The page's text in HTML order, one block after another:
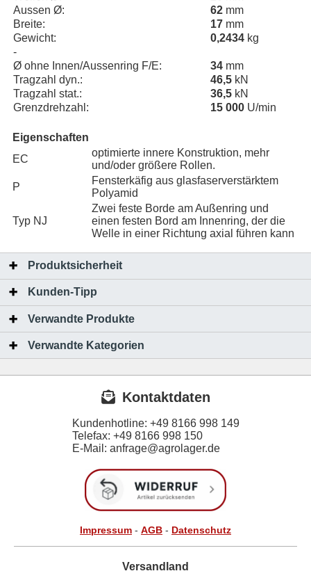
Aussen Ø:
62 mm
Breite:
17 mm
Gewicht:
0,2434 kg
-
Ø ohne Innen/Aussenring F/E:
34 mm
Tragzahl dyn.:
46,5 kN
Tragzahl stat.:
36,5 kN
Grenzdrehzahl:
15 000 U/min
Eigenschaften
EC
optimierte innere Konstruktion, mehr
und/oder größere Rollen.
P
Fensterkäfig aus glasfaserverstärktem
Polyamid
Typ NJ
Zwei feste Borde am Außenring und
einen festen Bord am Innenring, der die
Welle in einer Richtung axial führen kann
Produktsicherheit
Kunden-Tipp
Verwandte Produkte
Verwandte Kategorien
Kontaktdaten
Kundenhotline: +49 8166 998 149
Telefax: +49 8166 998 150
E-Mail: anfrage@agrolager.de
Impressum - AGB - Datenschutz
Versandland